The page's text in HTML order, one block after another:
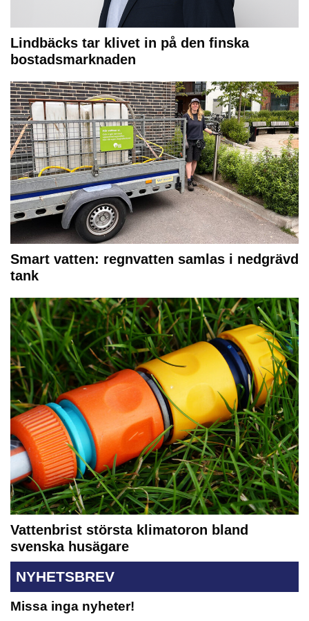
Lindbäcks tar klivet in på den finska
bostadsmarknaden
Smart vatten: regnvatten samlas i nedgrävd
tank
Vattenbrist största klimatoron bland
svenska husägare
NYHETSBREV
Missa inga nyheter!